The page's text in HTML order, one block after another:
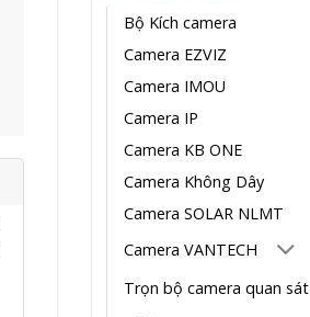
Bộ Kích camera
Camera EZVIZ
Camera IMOU
Camera IP
Camera KB ONE
Camera Không Dây
Camera SOLAR NLMT
Camera VANTECH
Trọn bộ camera quan sát